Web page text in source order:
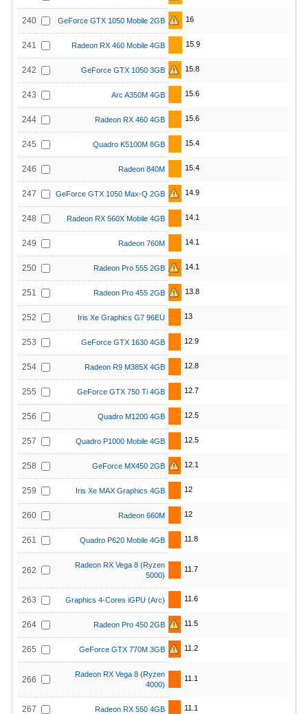
240 GeForce GTX 1050 Mobile 2GB 16
241 Radeon RX 460 Mobile 4GB 15.9
242 GeForce GTX 1050 3GB 15.8
243 Arc A350M 4GB 15.6
244 Radeon RX 460 4GB 15.6
245 Quadro K5100M 8GB 15.4
246 Radeon 840M 15.4
247 GeForce GTX 1050 Max-Q 2GB 14.9
248 Radeon RX 560X Mobile 4GB 14.1
249 Radeon 760M 14.1
250 Radeon Pro 555 2GB 14.1
251 Radeon Pro 455 2GB 13.8
252 Iris Xe Graphics G7 96EU 13
253 GeForce GTX 1630 4GB 12.9
254 Radeon R9 M385X 4GB 12.8
255 GeForce GTX 750 Ti 4GB 12.7
256 Quadro M1200 4GB 12.5
257 Quadro P1000 Mobile 4GB 12.5
258 GeForce MX450 2GB 12.1
259 Iris Xe MAX Graphics 4GB 12
260 Radeon 660M 12
261 Quadro P620 Mobile 4GB 11.8
262
Radeon RX Vega 8 (Ryzen
5000)
11.7
263 Graphics 4-Cores iGPU (Arc) 11.6
264 Radeon Pro 450 2GB 11.5
265 GeForce GTX 770M 3GB 11.2
266
Radeon RX Vega 8 (Ryzen
4000)
11.1
267 Radeon RX 550 4GB 11.1